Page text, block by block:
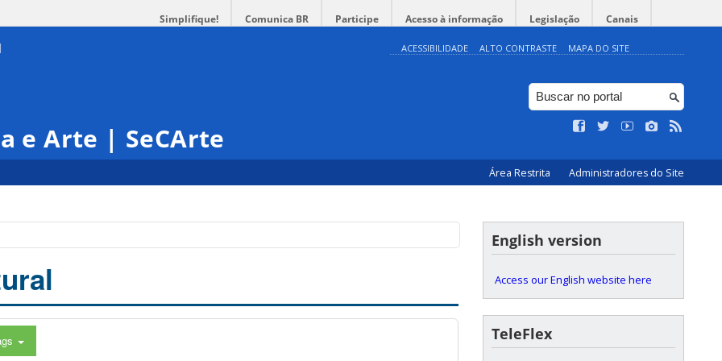
Simplifique! Comunica BR Participe Acesso à informação Legislação Canais
ACESSIBILIDADE ALTO CONTRASTE MAPA DO SITE
e Arte | SeCArte
Área Restrita Administradores do Site
English version
Access our English website here
TeleFlex